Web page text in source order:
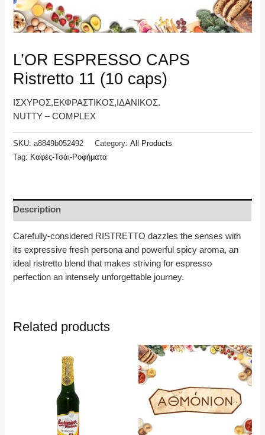
L’OR ESPRESSO CAPS
Ristretto 11 (10 caps)
ΙΣΧΥΡΟΣ,ΕΚΦΡΑΣΤΙΚΟΣ,ΙΔΑΝΙΚΟΣ.
NUTTY – COMPLEX
SKU:a8849b052492 Category:All Products
Tag: Καφές-Τσάι-Ροφήματα
Description
Carefully-considered RISTRETTO dazzles the senses with
its expressive fresh persona and powerful spicy aroma, an
ideal ristretto blend that makes striving for espresso
perfection an intensely unforgettable journey.
Related products